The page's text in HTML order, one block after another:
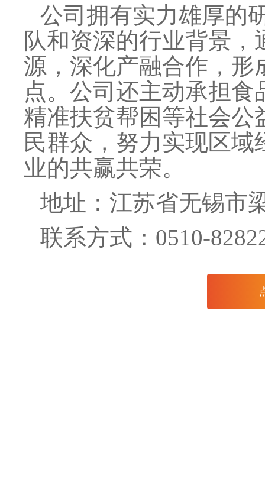
公司拥有实力雄厚的
队和资深的行业背景
源，深化产融合作，形
点。公司还主动承担
精准扶贫帮困等社会公
民群众，努力实现区
业的共赢共荣。
地址：江苏省无锡市
联系方式：0510-